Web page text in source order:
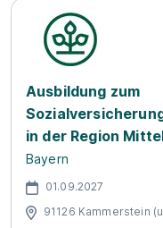
Ausbildung zum
in der Region
Bayern
01.09.2027
91126 Kammerstein